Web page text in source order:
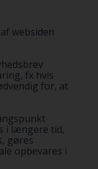
websiden
fx hvis
for, at
i længere tid,
gøres
opbevares i